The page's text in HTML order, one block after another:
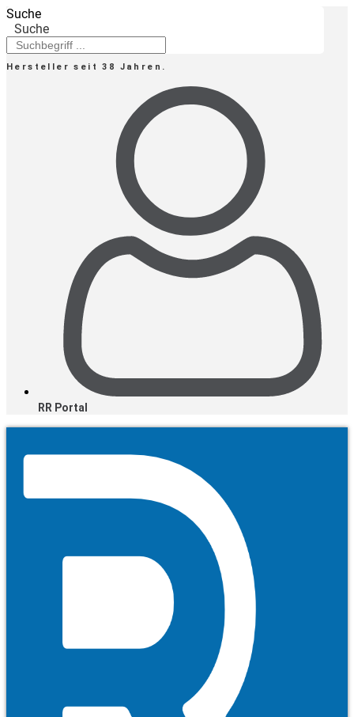
Zum
Inhalt
springen
Suche
Suche
Hersteller seit 38 Jahren.
RR Portal